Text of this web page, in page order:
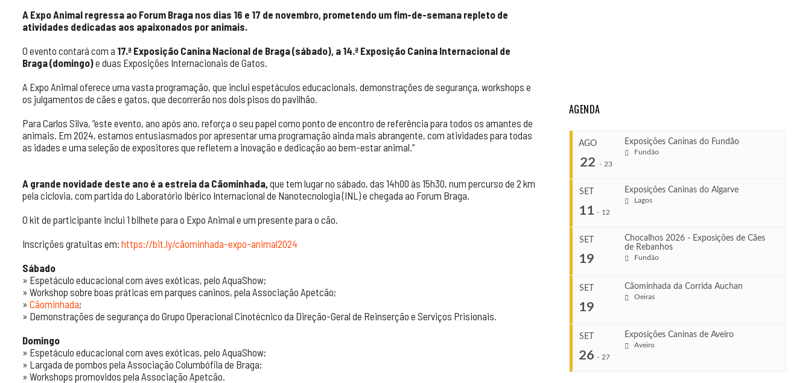
A Expo Animal regressa ao Forum Braga nos dias 16 e 17 de novembro, prometendo um fim-de-semana repleto de
atividades dedicadas aos apaixonados por animais.
O evento contará com a 17.ª Exposição Canina Nacional de Braga (sábado), a 14.ª Exposição Canina Internacional de
Braga (domingo)e duas Exposições Internacionais de Gatos.
A Expo Animal oferece uma vasta programação, que inclui espetáculos educacionais, demonstrações de segurança, workshops e
os julgamentos de cães e gatos, que decorrerão nos dois pisos do pavilhão.
Para Carlos Silva, “este evento, ano após ano, reforça o seu papel como ponto de encontro de referência para todos os amantes de
animais. Em 2024, estamos entusiasmados por apresentar uma programação ainda mais abrangente, com atividades para todas
as idades e uma seleção de expositores que refletem a inovação e dedicação ao bem-estar animal.”
A grande novidade deste ano é a estreia da Cãominhada,que tem lugar no sábado, das 14h00 às 15h30, num percurso de 2 km
pela ciclovia, com partida do Laboratório Ibérico Internacional de Nanotecnologia (INL) e chegada ao Forum Braga.
O kit de participante inclui 1 bilhete para o Expo Animal e um presente para o cão.
Inscrições gratuitas em: https://bit.ly/cãominhada-expo-animal2024
Sábado
» Espetáculo educacional com aves exóticas, pelo AquaShow;
» Workshop sobre boas práticas em parques caninos, pela Associação Apetcão;
» Cãominhada;
» Demonstrações de segurança do Grupo Operacional Cinotécnico da Direção-Geral de Reinserção e Serviços Prisionais.
Domingo
» Espetáculo educacional com aves exóticas, pelo AquaShow;
» Largada de pombos pela Associação Columbófila de Braga;
» Workshops promovidos pela Associação Apetcão.
AGENDA
AGO
22 - 23
Exposições Caninas do Fundão
Fundão
Ago 22, 2026
Ago 23, 2026
VENUE
SET
11 - 12
Exposições Caninas do Algarve
Lagos
Set 11, 2026
Set 12, 2026
VENUE
SET
19
Chocalhos 2026 - Exposições de Cães
de Rebanhos
Fundão
COMEÇA
SET
19
Cãominhada da Corrida Auchan
Oeiras
SET
26 - 27
Exposições Caninas de Aveiro
Aveiro